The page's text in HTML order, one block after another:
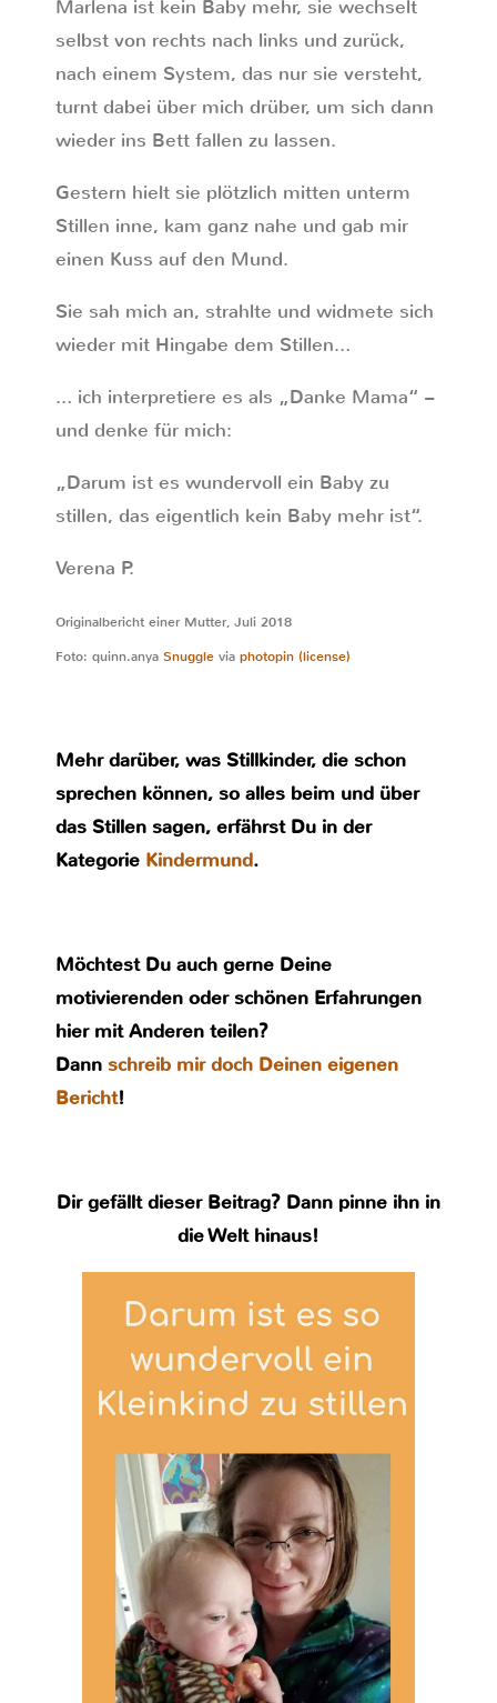
Marlena ist kein Baby mehr, sie wechselt
selbst von rechts nach links und zurück,
nach einem System, das nur sie versteht,
turnt dabei über mich drüber, um sich dann
wieder ins Bett fallen zu lassen.
Gestern hielt sie plötzlich mitten unterm
Stillen inne, kam ganz nahe und gab mir
einen Kuss auf den Mund.
Sie sah mich an, strahlte und widmete sich
wieder mit Hingabe dem Stillen…
… ich interpretiere es als „Danke Mama“ –
und denke für mich:
„Darum ist es wundervoll ein Baby zu
stillen, das eigentlich kein Baby mehr ist“.
Verena P.
Originalbericht einer Mutter, Juli 2018
Foto: quinn.anya Snuggle via photopin (license)
Mehr darüber, was Stillkinder, die schon
sprechen können, so alles beim und über
das Stillen sagen, erfährst Du in der
Kategorie Kindermund.
Möchtest Du auch gerne Deine
motivierenden oder schönen Erfahrungen
hier mit Anderen teilen?
Dann schreib mir doch Deinen eigenen
Bericht!
Dir gefällt dieser Beitrag? Dann pinne ihn in
die Welt hinaus!